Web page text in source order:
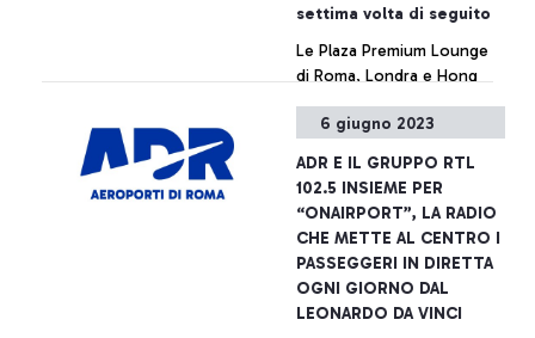
settima volta di seguito
Le Plaza Premium Lounge
di Roma, Londra e Hong
+ Approfondisci
6 giugno 2023
ADR E IL GRUPPO RTL
102.5 INSIEME PER
“ONAIRPORT”, LA RADIO
CHE METTE AL CENTRO I
PASSEGGERI IN DIRETTA
OGNI GIORNO DAL
LEONARDO DA VINCI